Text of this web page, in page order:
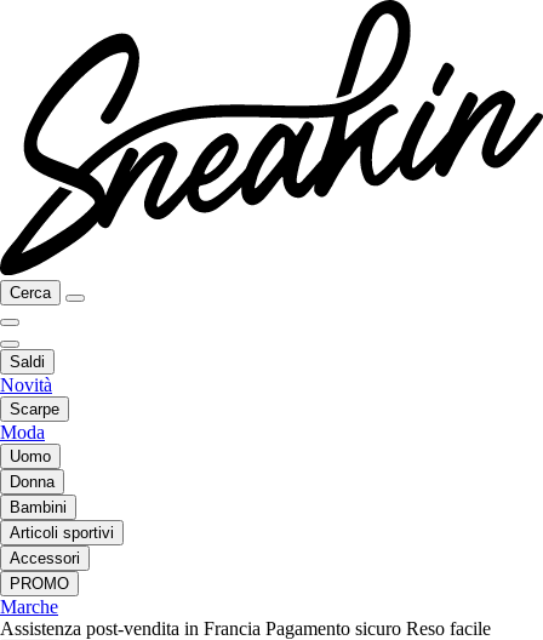
Cerca
Saldi
Novità
Scarpe
Moda
Uomo
Donna
Bambini
Articoli sportivi
Accessori
PROMO
Marche
Assistenza post-vendita in Francia Pagamento sicuro Reso facile